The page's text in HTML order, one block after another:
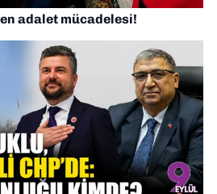
adalet mücadelesi!